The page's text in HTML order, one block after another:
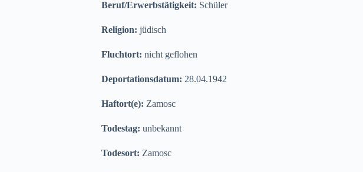
Beruf/Erwerbstätigkeit: Schüler
Religion: jüdisch
Fluchtort: nicht geflohen
Deportationsdatum: 28.04.1942
Haftort(e): Zamosc
Todestag: unbekannt
Todesort: Zamosc